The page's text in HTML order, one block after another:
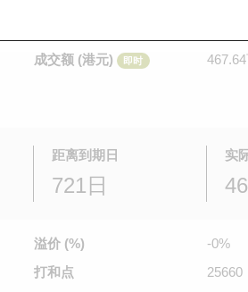
成交额 (港元)
即时
距离到期日
721日
实
溢价 (%)
-0%
打和点
25660